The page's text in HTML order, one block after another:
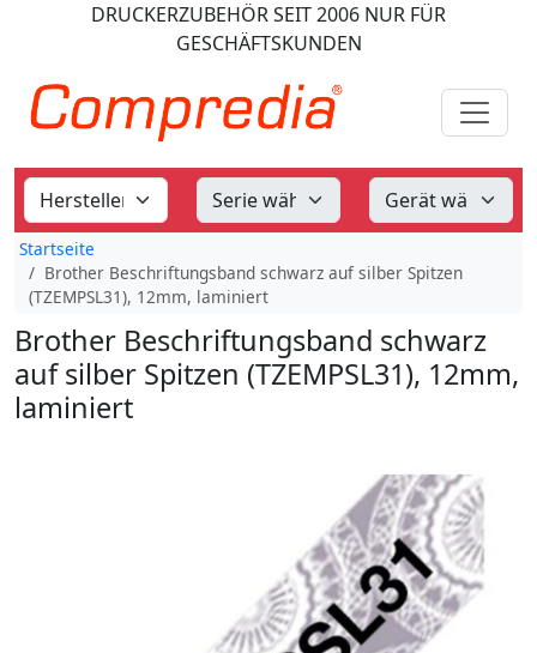
DRUCKERZUBEHÖRSEIT 2006 NUR FÜR
GESCHÄFTSKUNDEN
Startseite
Brother Beschriftungsband schwarz auf silber Spitzen
(TZEMPSL31), 12mm, laminiert
Brother Beschriftungsband schwarz
auf silber Spitzen (TZEMPSL31), 12mm,
laminiert